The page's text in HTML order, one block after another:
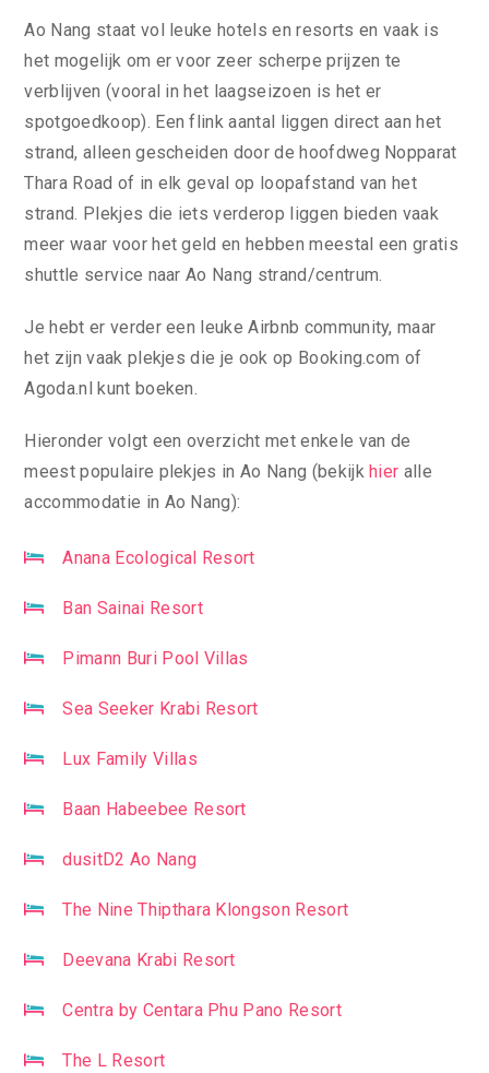
Ao Nang staat vol leuke hotels en resorts en vaak is
het mogelijk om er voor zeer scherpe prijzen te
verblijven (vooral in het laagseizoen is het er
spotgoedkoop). Een flink aantal liggen direct aan het
strand, alleen gescheiden door de hoofdweg Nopparat
Thara Road of in elk geval op loopafstand van het
strand. Plekjes die iets verderop liggen bieden vaak
meer waar voor het geld en hebben meestal een gratis
shuttle service naar Ao Nang strand/centrum.
Je hebt er verder een leuke Airbnb community, maar
het zijn vaak plekjes die je ook op Booking.com of
Agoda.nl kunt boeken.
Hieronder volgt een overzicht met enkele van de
meest populaire plekjes in Ao Nang (bekijk hier alle
accommodatie in Ao Nang):
Anana Ecological Resort
Ban Sainai Resort
Pimann Buri Pool Villas
Sea Seeker Krabi Resort
Lux Family Villas
Baan Habeebee Resort
dusitD2 Ao Nang
The Nine Thipthara Klongson Resort
Deevana Krabi Resort
Centra by Centara Phu Pano Resort
The L Resort